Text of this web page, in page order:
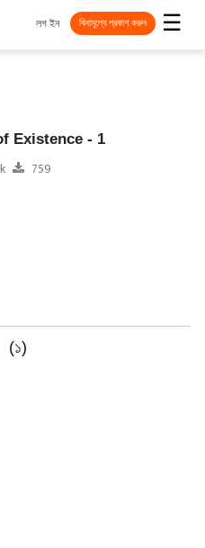
☰
লগ ইন বিনামূল্যে প্রকাশ করুন
Existence - 1
759